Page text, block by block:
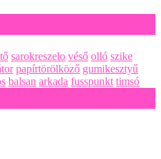
sarokreszelo véső olló szike
papírtörölköző gumikesztyű
balsan arkada fusspunkt timsó